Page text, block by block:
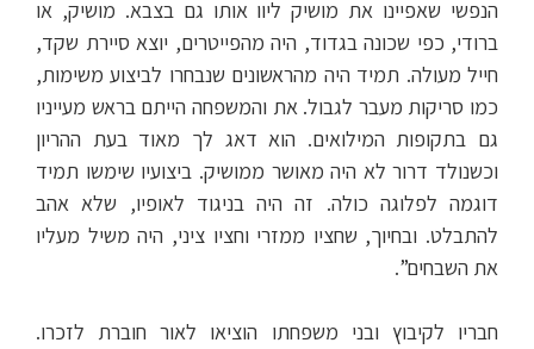
הנפשי שאפיינו את מושיק ליוו אותו גם בצבא. מושיק, או
ברודי, כפי שכונה בגדוד, היה מהפייטרים, יוצא סיירת שקד,
חייל מעולה. תמיד היה מהראשונים שנבחרו לביצוע משימות,
כמו סריקות מעבר לגבול. את והמשפחה הייתם בראש מעייניו
גם בתקופות המילואים. הוא דאג לך מאוד בעת ההריון
וכשנולד דרור לא היה מאושר ממושיק. ביצועיו שימשו תמיד
דוגמה לפלוגה כולה. זה היה בניגוד לאופיו, שלא אהב
להתבלט. ובחיוך, שחציו ממזרי וחציו ציני, היה משיל מעליו
את השבחים”.
חבריו לקיבוץ ובני משפחתו הוציאו לאור חוברת לזכרו.